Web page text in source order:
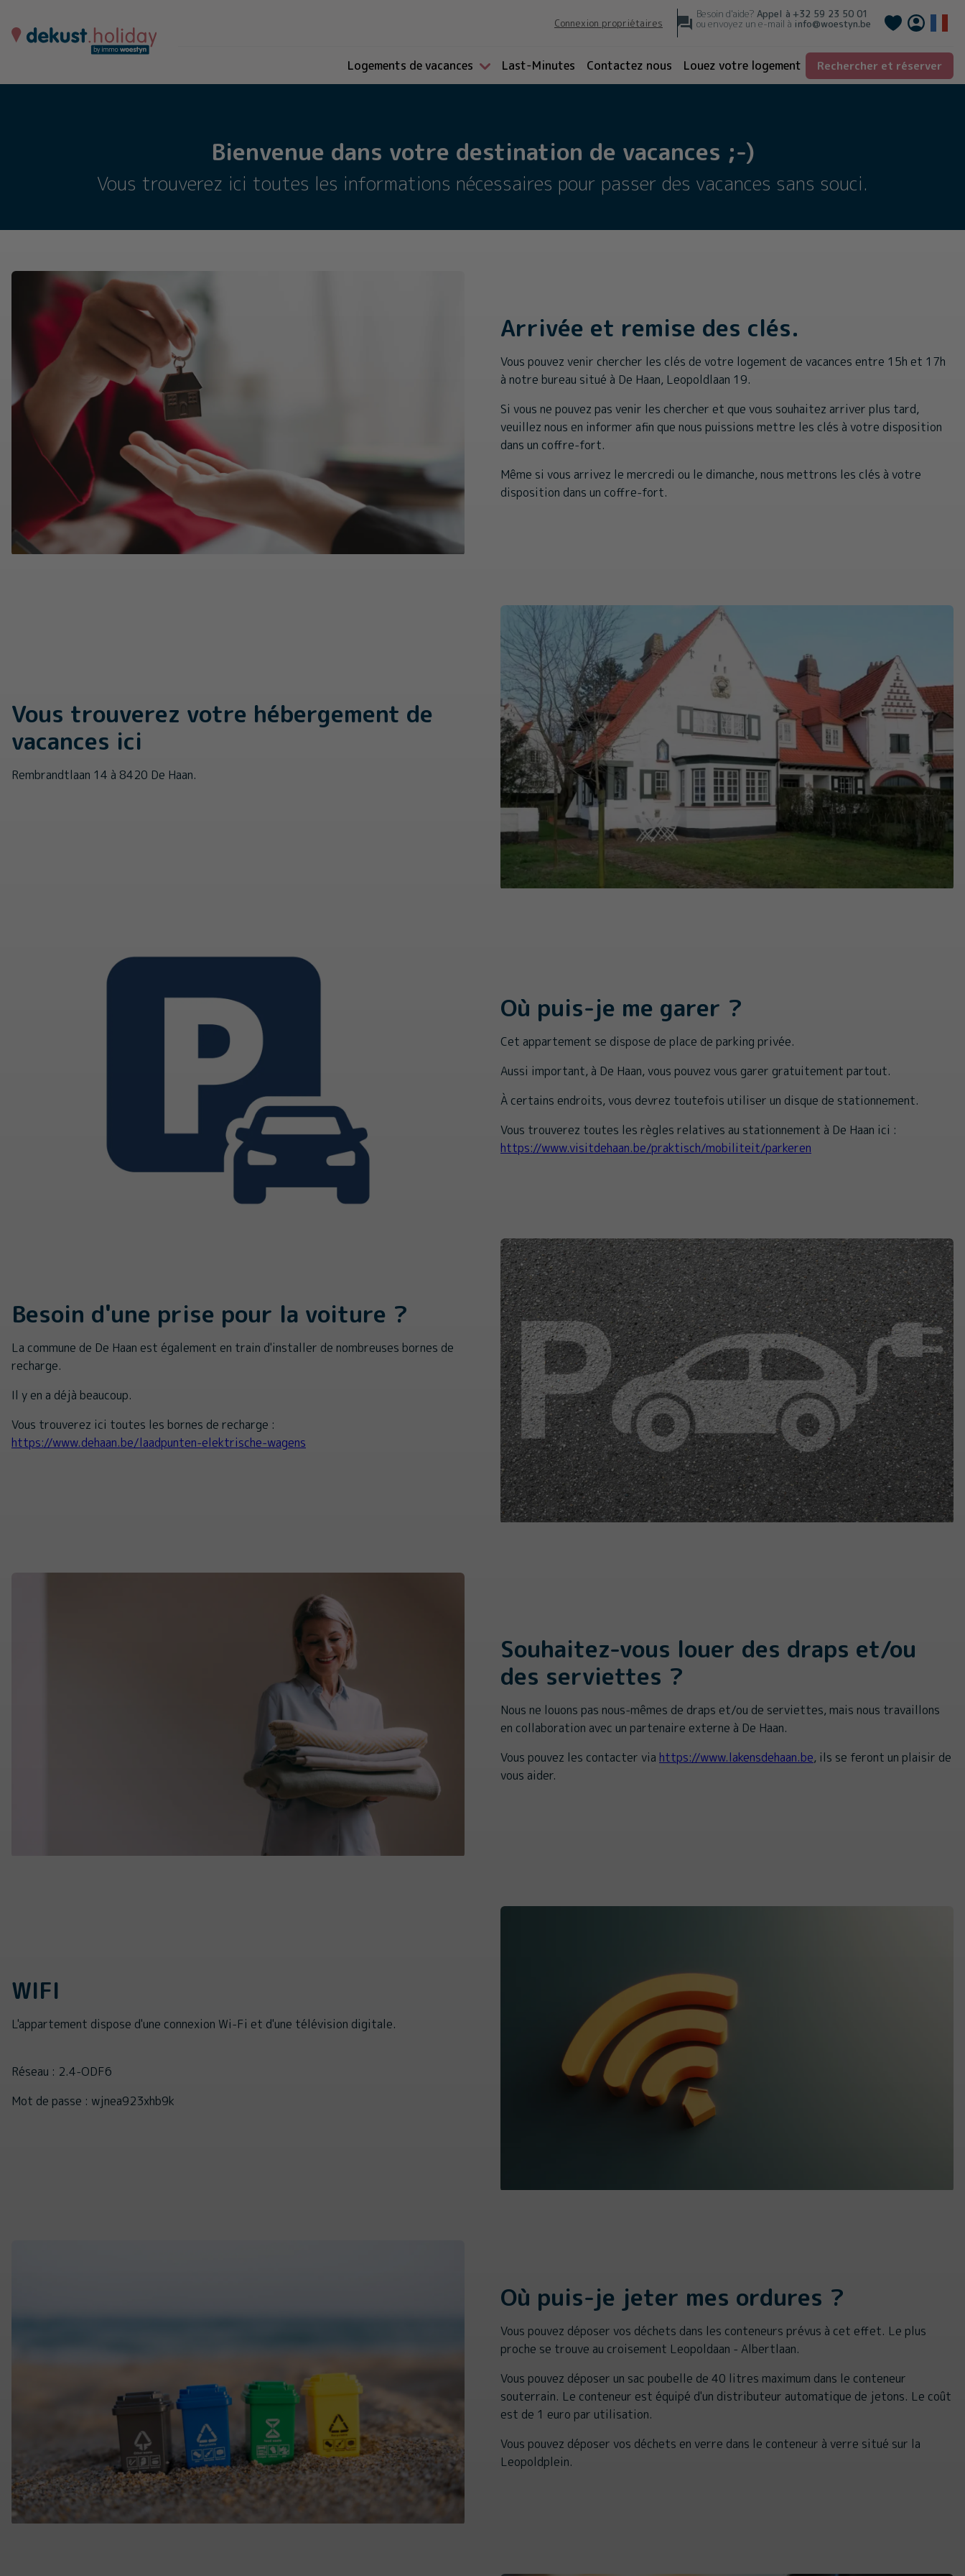
Connexion propriétaires
Besoin d'aide? Appel à +32 59 23 50 01
ou envoyez un e-mail à info@woestyn.be Deutsch
Logements de vacances Last-Minutes Contactez nous Louez votre logement Rechercher et réserver
Bienvenue dans votre destination de vacances ;-)
Vous trouverez ici toutes les informations nécessaires pour passer des vacances sans souci.
Arrivée et remise des clés.
Vous pouvez venir chercher les clés de votre logement de vacances entre 15h et 17h
à notre bureau situé à De Haan, Leopoldlaan 19.
Si vous ne pouvez pas venir les chercher et que vous souhaitez arriver plus tard,
veuillez nous en informer afin que nous puissions mettre les clés à votre disposition
dans un coffre-fort.
Même si vous arrivez le mercredi ou le dimanche, nous mettrons les clés à votre
disposition dans un coffre-fort.
Vous trouverez votre hébergement de
vacances ici
Rembrandtlaan 14 à 8420 De Haan.
Où puis-je me garer ?
Cet appartement se dispose de place de parking privée.
Aussi important, à De Haan, vous pouvez vous garer gratuitement partout.
À certains endroits, vous devrez toutefois utiliser un disque de stationnement.
Vous trouverez toutes les règles relatives au stationnement à De Haan ici :
https://www.visitdehaan.be/praktisch/mobiliteit/parkeren
Besoin d'une prise pour la voiture ?
La commune de De Haan est également en train d'installer de nombreuses bornes de
recharge.
Il y en a déjà beaucoup.
Vous trouverez ici toutes les bornes de recharge :
https://www.dehaan.be/laadpunten-elektrische-wagens
Souhaitez-vous louer des draps et/ou
des serviettes ?
Nous ne louons pas nous-mêmes de draps et/ou de serviettes, mais nous travaillons
en collaboration avec un partenaire externe à De Haan.
Vous pouvez les contacter via https://www.lakensdehaan.be, ils se feront un plaisir de
vous aider.
WIFI
L'appartement dispose d'une connexion Wi-Fi et d'une télévision digitale.
Réseau : 2.4-ODF6
Mot de passe : wjnea923xhb9k
Où puis-je jeter mes ordures ?
Vous pouvez déposer vos déchets dans les conteneurs prévus à cet effet. Le plus
proche se trouve au croisement Leopoldaan - Albertlaan.
Vous pouvez déposer un sac poubelle de 40 litres maximum dans le conteneur
souterrain. Le conteneur est équipé d'un distributeur automatique de jetons. Le coût
est de 1 euro par utilisation.
Vous pouvez déposer vos déchets en verre dans le conteneur à verre situé sur la
Leopoldplein.